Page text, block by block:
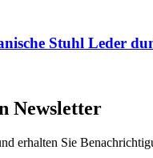
Stuhl Leder
Newsletter
erhalten Sie